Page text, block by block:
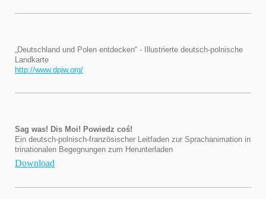
„Deutschland und Polen entdecken“ - Illustrierte deutsch-polnische
Landkarte
http://www.dpjw.org/
Sag was! Dis Moi! Powiedz coś!
Ein deutsch-polnisch-französischer Leitfaden zur Sprachanimation in
trinationalen Begegnungen zum Herunterladen
Download